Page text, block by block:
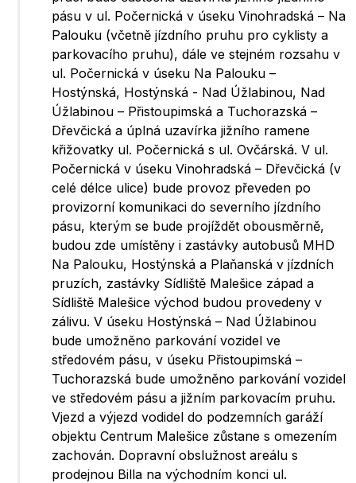
pásu v ul. Počernická v úseku Vinohradská – Na
Palouku (včetně jízdního pruhu pro cyklisty a
parkovacího pruhu), dále ve stejném rozsahu v
ul. Počernická v úseku Na Palouku –
Hostýnská, Hostýnská - Nad Úžlabinou, Nad
Úžlabinou – Přistoupimská a Tuchorazská –
Dřevčická a úplná uzavírka jižního ramene
křižovatky ul. Počernická s ul. Ovčárská. V ul.
Počernická v úseku Vinohradská – Dřevčická (v
celé délce ulice) bude provoz převeden po
provizorní komunikaci do severního jízdního
pásu, kterým se bude projíždět obousměrně,
budou zde umístěny i zastávky autobusů MHD
Na Palouku, Hostýnská a Plaňanská v jízdních
pruzích, zastávky Sídliště Malešice západ a
Sídliště Malešice východ budou provedeny v
zálivu. V úseku Hostýnská – Nad Úžlabinou
bude umožněno parkování vozidel ve
středovém pásu, v úseku Přistoupimská –
Tuchorazská bude umožněno parkování vozidel
ve středovém pásu a jižním parkovacím pruhu.
Vjezd a výjezd vodidel do podzemních garáží
objektu Centrum Malešice zůstane s omezením
zachován. Dopravní obslužnost areálu s
prodejnou Billa na východním konci ul.